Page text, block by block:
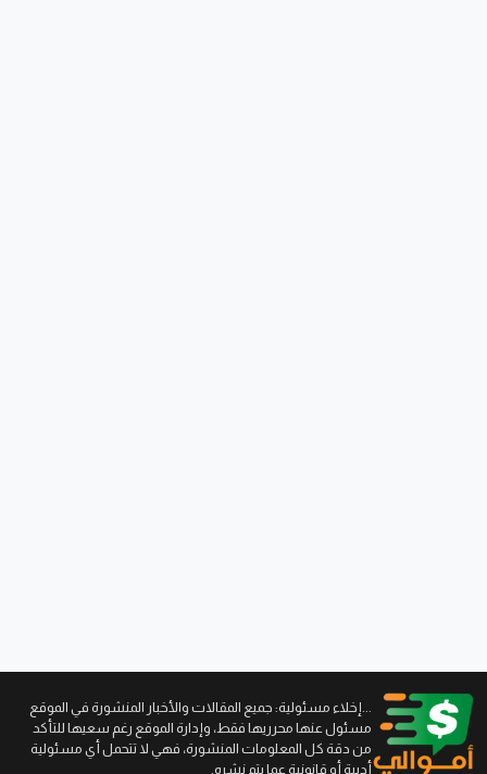
...إخلاء مسئولية: جميع المقالات والأخبار المنشورة في الموقع
مسئول عنها محرريها فقط، وإدارة الموقع رغم سعيها للتأكد
من دقة كل المعلومات المنشورة، فهي لا تتحمل أي مسئولية
أدبية أو قانونية عما يتم نشره.